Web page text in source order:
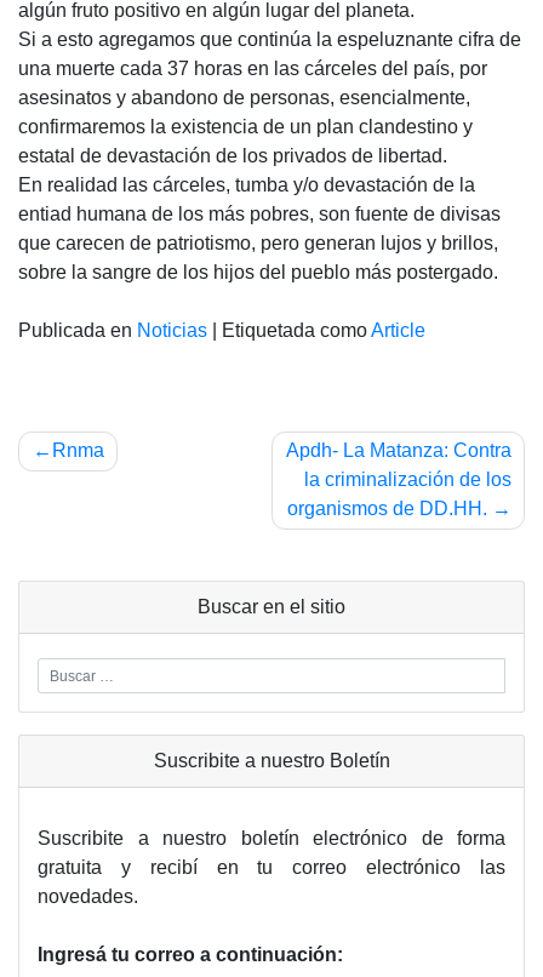
algún fruto positivo en algún lugar del planeta.
Si a esto agregamos que continúa la espeluznante cifra de
una muerte cada 37 horas en las cárceles del país, por
asesinatos y abandono de personas, esencialmente,
confirmaremos la existencia de un plan clandestino y
estatal de devastación de los privados de libertad.
En realidad las cárceles, tumba y/o devastación de la
entiad humana de los más pobres, son fuente de divisas
que carecen de patriotismo, pero generan lujos y brillos,
sobre la sangre de los hijos del pueblo más postergado.
Publicada en Noticias Etiquetada comoArticle
Navegación
Rnma
Apdh- La Matanza: Contra
la criminalización de los
organismos de DD.HH.
Buscar en el sitio
Suscribite a nuestro Boletín
Suscribite a nuestro boletín electrónico de forma
gratuita y recibí en tu correo electrónico las
novedades.
Ingresá tu correo a continuación: